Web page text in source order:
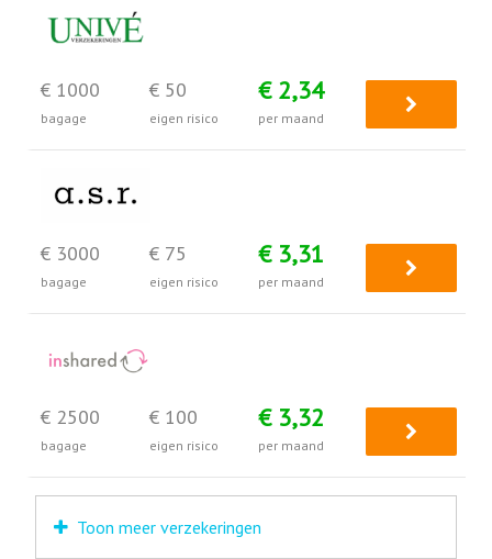
€ 1000
bagage
€ 50
eigen risico
€ 2,34
per maand
€ 3000
bagage
€ 75
eigen risico
€ 3,31
per maand
€ 2500
bagage
€ 100
eigen risico
€ 3,32
per maand
Toon meer verzekeringen